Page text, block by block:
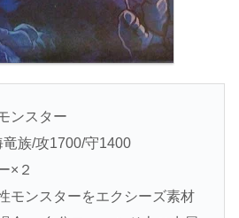
ンスター
族/攻1700/守1400
×２
モンスターをエクシーズ素材